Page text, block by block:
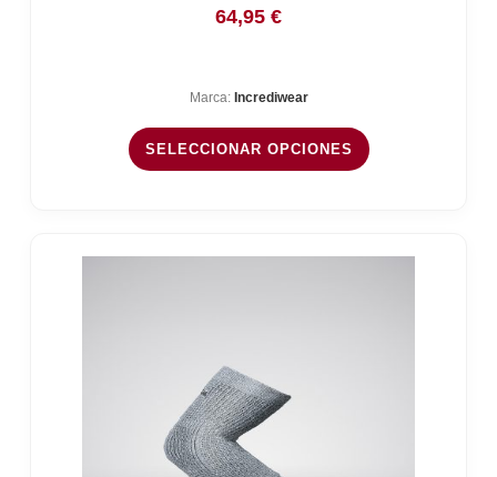
64,95 €
Marca: Incrediwear
SELECCIONAR OPCIONES